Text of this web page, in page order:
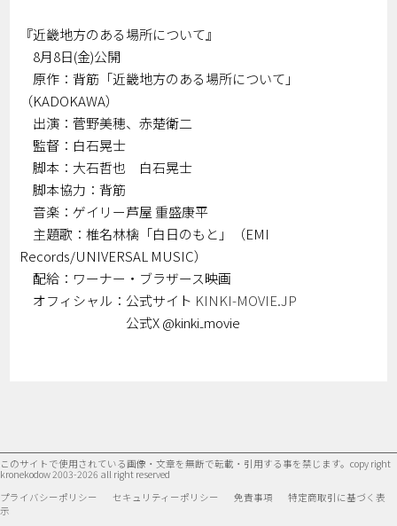
『近畿地方のある場所について』
8月8日(金)公開
原作：背筋「近畿地方のある場所について」
（KADOKAWA）
出演：菅野美穂、赤楚衛二
監督：白石晃士
脚本：大石哲也 白石晃士
脚本協力：背筋
音楽：ゲイリー芦屋 重盛康平
主題歌：椎名林檎「白日のもと」（EMI
Records/UNIVERSAL MUSIC）
配給：ワーナー・ブラザース映画
オフィシャル：公式サイト KINKI-MOVIE.JP
公式X @kinki₋movie
このサイトで使用されている画像・文章を無断で転載・引用する事を禁じます。 copy right
kronekodow 2003-2026 all right reserved
プライバシーポリシー
セキュリティーポリシー 免責事項
特定商取引に基づく表
示